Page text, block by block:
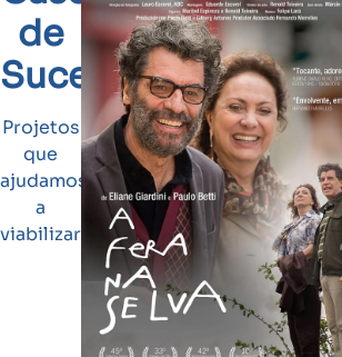
de
Sucesso
Projetos
que
ajudamos
a
viabilizar